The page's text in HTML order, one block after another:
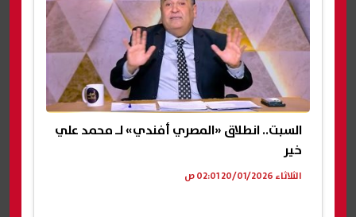
السبت.. انطلاق «المصري أفندي» لـ محمد علي
خير
الثلاثاء 20/01/2026 02:01 ص